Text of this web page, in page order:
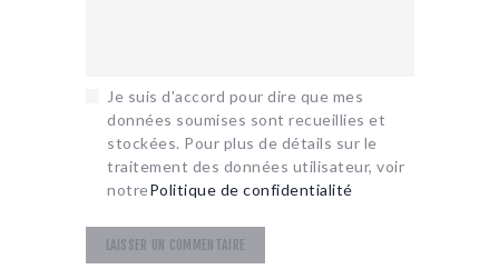
Je suis d'accord pour dire que mes
données soumises sont recueillies et
stockées. Pour plus de détails sur le
traitement des données utilisateur, voir
notrePolitique de confidentialité